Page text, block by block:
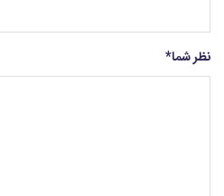
نظر شما*